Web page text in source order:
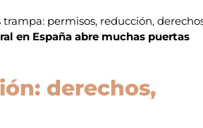
permisos, reducción,
en España abre muchas puertas
derechos,